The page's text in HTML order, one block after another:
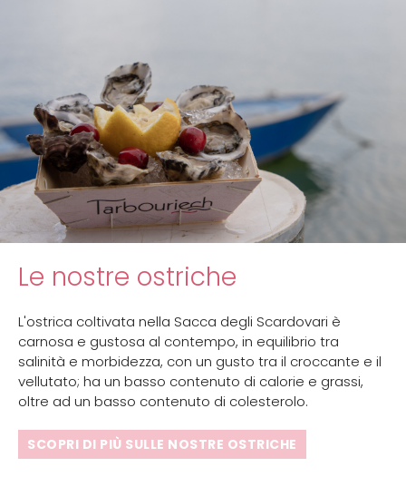
Le nostre ostriche
L'ostrica coltivata nella Sacca degli Scardovari è
carnosa e gustosa al contempo, in equilibrio tra
salinità e morbidezza, con un gusto tra il croccante e il
vellutato; ha un basso contenuto di calorie e grassi,
oltre ad un basso contenuto di colesterolo.
SCOPRI DI PIÙ SULLE NOSTRE OSTRICHE